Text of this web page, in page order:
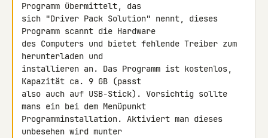
Programm übermittelt, das
sich "Driver Pack Solution" nennt, dieses
Programm scannt die Hardware
des Computers und bietet fehlende Treiber zum
herunterladen und
installieren an. Das Programm ist kostenlos,
Kapazität ca. 9 GB (passt
also auch auf USB-Stick). Vorsichtig sollte
mans ein bei dem Menüpunkt
Programminstallation. Aktiviert man dieses
unbesehen wird munter